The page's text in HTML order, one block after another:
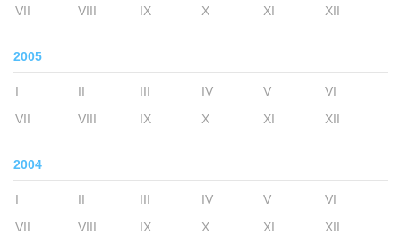
VII
VIII IX X XI XII
2005
I II III IV V
VI
VII
VIII IX X XI XII
2004
I II III IV V
VI
VII
VIII IX X XI XII